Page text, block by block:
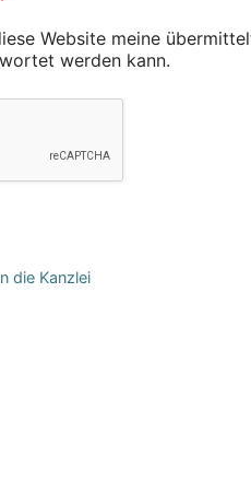
Website meine
werden kann.
die Kanzlei